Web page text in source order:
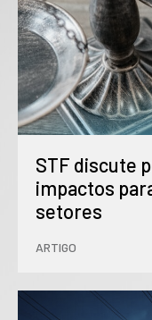
STF discute
impactos
setores
ARTIGO